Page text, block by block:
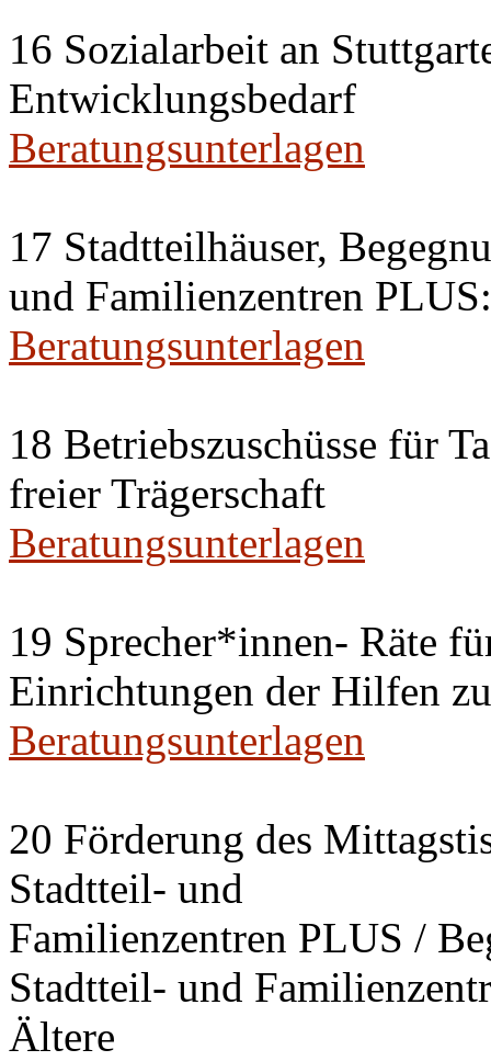
16 Sozialarbeit an
Entwicklungsbedarf
Beratungsunterlagen
17 Stadtteilhäuser,
und Familienzentren
Beratungsunterlagen
18 Betriebszuschüsse für
freier Trägerschaft
Beratungsunterlagen
19 Sprecher*innen- Räte
Einrichtungen der Hilfen
Beratungsunterlagen
20 Förderung des
Stadtteil- und
Familienzentren PLUS /
Stadtteil- und
Ältere